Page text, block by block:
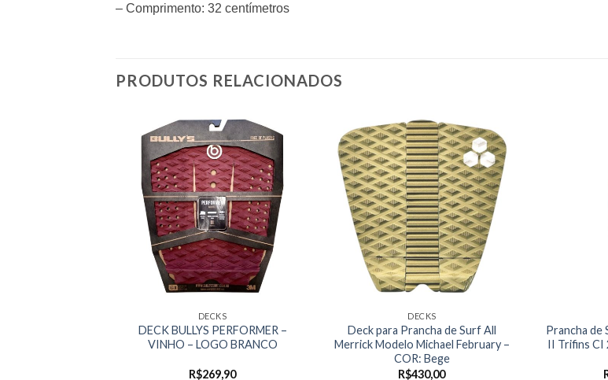
– Comprimento: 32 centímetros
PRODUTOS RELACIONADOS
DECKS
DECK BULLYS PERFORMER –
VINHO – LOGO BRANCO
R$269,90
DECKS
Deck para Prancha de Surf All
Merrick Modelo Michael February –
COR: Bege
R$430,00
Prancha de
II Trifins CI